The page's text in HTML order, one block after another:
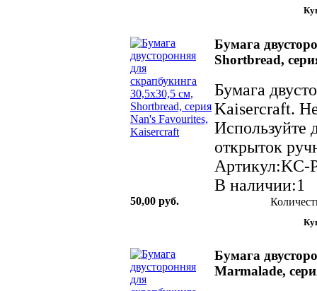
Бумага
Shortbread,
Бумага
Kaisercraft.
Используйте
открыток
Артикул:KC-
В наличии:1
50,00 руб.
Бумага
Marmalade,